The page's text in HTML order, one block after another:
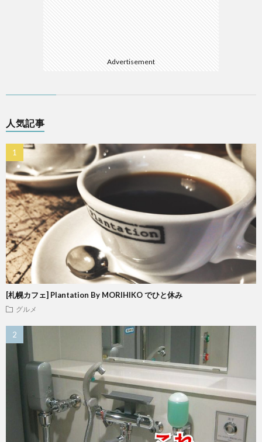
Advertisement
人気記事
[札幌カフェ] Plantation By MORIHIKO でひと休み
グルメ